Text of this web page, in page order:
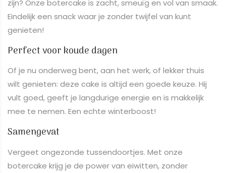
zijn? Onze botercake is zacht, smeuïg en vol van smaak.
Eindelijk een snack waar je zonder twijfel van kunt
genieten!
Perfect voor koude dagen
Of je nu onderweg bent, aan het werk, of lekker thuis
wilt genieten: deze cake is altijd een goede keuze. Hij
vult goed, geeft je langdurige energie en is makkelijk
mee te nemen. Een echte winterboost!
Samengevat
Vergeet ongezonde tussendoortjes. Met onze
botercake krijg je de power van eiwitten, zonder